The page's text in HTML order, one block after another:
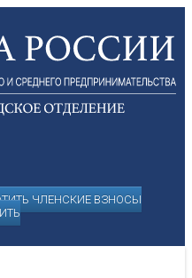
ЧЛЕНСКИЕ ВЗНОСЫ